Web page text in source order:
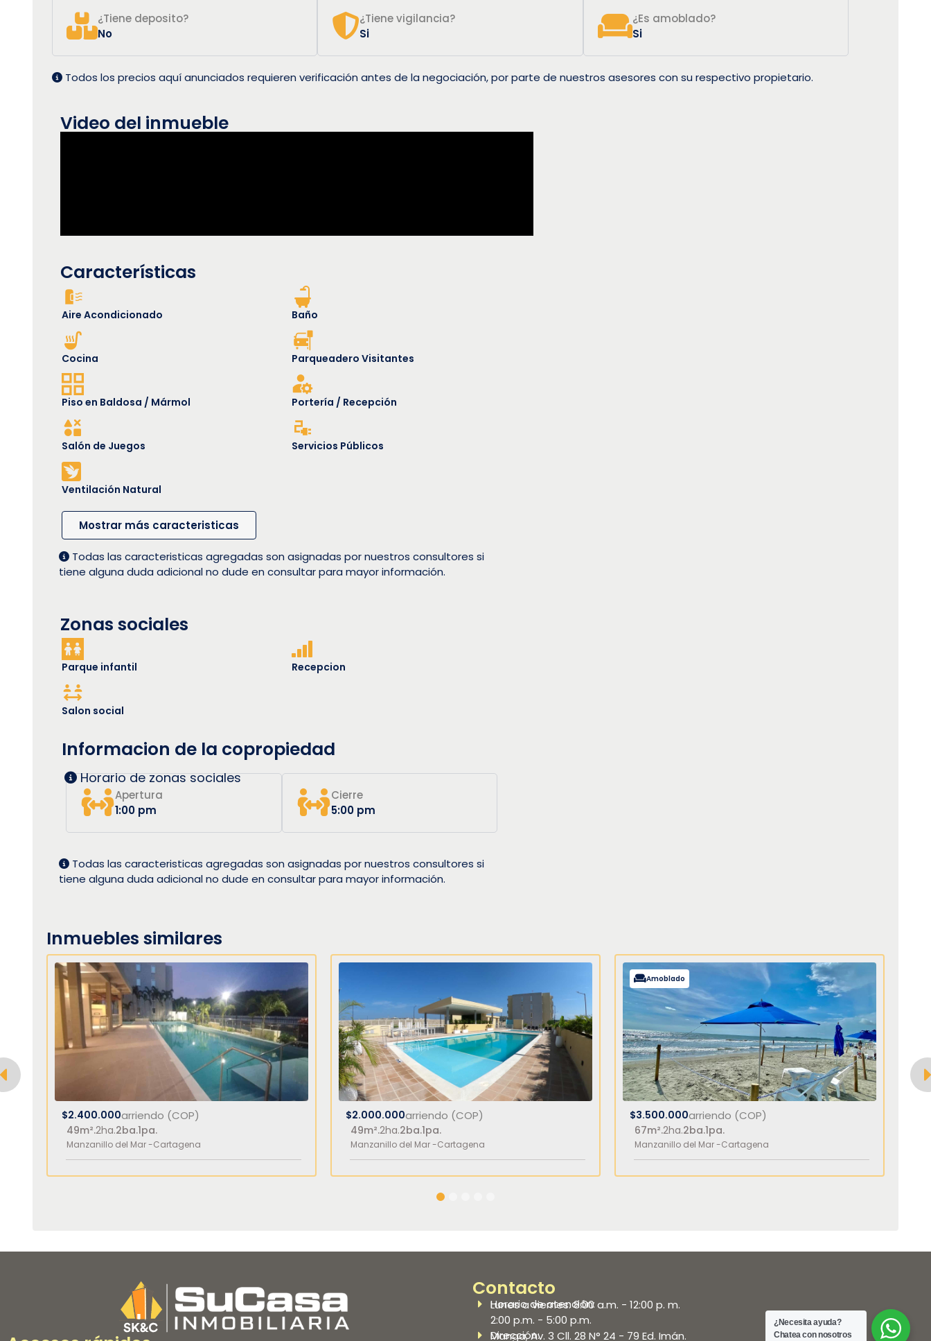
¿Tiene deposito?
No
¿Tiene vigilancia?
Si
¿Es amoblado?
Si
Todos los precios aquí anunciados requieren verificación antes de la negociación, por parte de nuestros asesores con su respectivo propietario.
Video del inmueble
Características
Aire Acondicionado Baño
Cocina Parqueadero Visitantes
Piso en Baldosa / Mármol Portería / Recepción
Salón de Juegos Servicios Públicos
Ventilación Natural
Mostrar más caracteristicas
Todas las caracteristicas agregadas son asignadas por nuestros consultores si
tiene alguna duda adicional no dude en consultar para mayor información.
Zonas sociales
Parque infantil Recepcion
Salon social
Informacion de la copropiedad
Horario de zonas sociales
Apertura
1:00 pm
Cierre
5:00 pm
Todas las caracteristicas agregadas son asignadas por nuestros consultores si
tiene alguna duda adicional no dude en consultar para mayor información.
Inmuebles similares
arriendo (COP)
$2.400.000
49m².2ha.2ba.1pa.
Manzanillo del Mar -Cartagena
arriendo (COP)
$2.000.000
49m².2ha.2ba.1pa.
Manzanillo del Mar -Cartagena
Amoblado
arriendo (COP)
$3.500.000
67m².2ha.2ba.1pa.
Manzanillo del Mar -Cartagena
4
Contacto
Horario de atención:
Lunes a viernes: 8:00 a.m. - 12:00 p. m.
2:00 p.m. - 5:00 p.m.
Dirección:
Manga, Av. 3 Cll. 28 N° 24 - 79 Ed. Imán.
¿Necesita ayuda?
Chatea con nosotros